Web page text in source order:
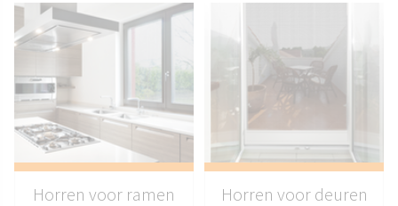
Horren voor ramen Horren voor deuren